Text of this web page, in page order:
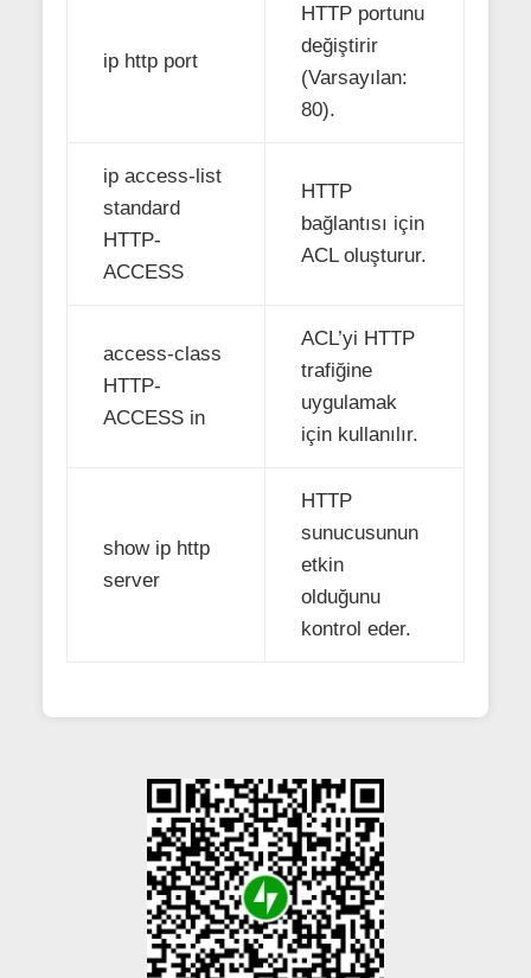
ip http port
HTTP portunu
değiştirir
(Varsayılan:
80).
ip access-list
standard
HTTP-
ACCESS
HTTP
bağlantısı için
ACL oluşturur.
access-class
HTTP-
ACCESS in
ACL’yi HTTP
trafiğine
uygulamak
için kullanılır.
show ip http
server
HTTP
sunucusunun
etkin
olduğunu
kontrol eder.